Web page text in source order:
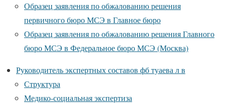
Образец заявления по обжалованию решения
первичного бюро МСЭ в Главное бюро
Образец заявления по обжалованию решения Главного
бюро МСЭ в Федеральное бюро МСЭ (Москва)
Руководитель экспертных составов фб туаева л в
Структура
Медико-социальная экспертиза